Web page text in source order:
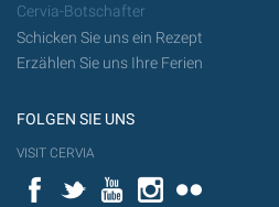
Cervia-Botschafter
Schicken Sie uns ein Rezept
Erzählen Sie uns Ihre Ferien
FOLGEN SIE UNS
VISIT CERVIA
FacebookTwitterYouTubeInstagram